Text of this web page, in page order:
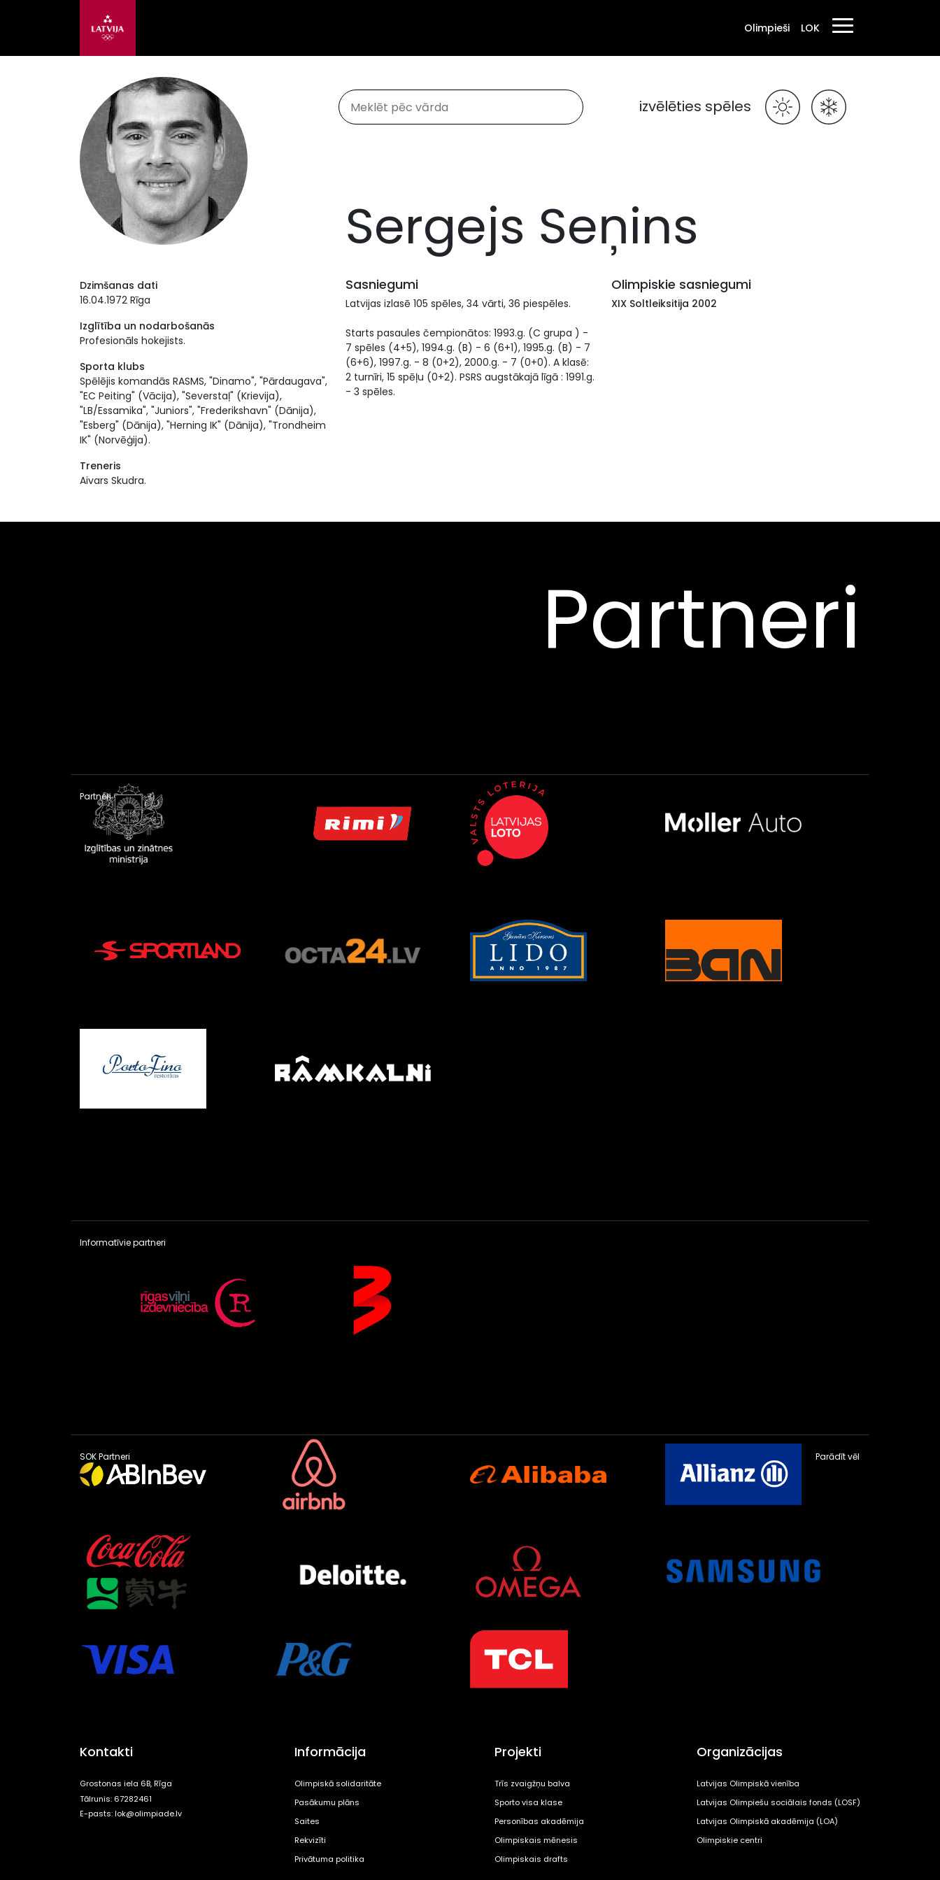
Olimpieši LOK
izvēlēties spēles
Sergejs Seņins
Dzimšanas dati
16.04.1972 Rīga
Izglītība un nodarbošanās
Profesionāls hokejists.
Sporta klubs
Spēlējis komandās RASMS, "Dinamo", "Pārdaugava",
"EC Peiting" (Vācija), "Severstaļ" (Krievija),
"LB/Essamika", "Juniors", "Frederikshavn" (Dānija),
"Esberg" (Dānija), "Herning IK" (Dānija), "Trondheim
IK" (Norvēģija).
Treneris
Aivars Skudra.
Sasniegumi
Latvijas izlasē 105 spēles, 34 vārti, 36 piespēles.
Starts pasaules čempionātos: 1993.g. (C grupa ) -
7 spēles (4+5), 1994.g. (B) - 6 (6+1), 1995.g. (B) - 7
(6+6), 1997.g. - 8 (0+2), 2000.g. - 7 (0+0). A klasē:
2 turnīri, 15 spēļu (0+2). PSRS augstākajā līgā : 1991.g.
- 3 spēles.
Olimpiskie sasniegumi
XIX Soltleiksitija 2002
Partneri
Partneri
Informatīvie partneri
SOK Partneri Parādīt vēl
Kontakti
Grostonas iela 6B, Rīga
Tālrunis: 67282461
E-pasts:lok@olimpiade.lv
Informācija
Olimpiskā solidaritāte
Pasākumu plāns
Saites
Rekvizīti
Privātuma politika
Projekti
Trīs zvaigžņu balva
Sporto visa klase
Personības akadēmija
Olimpiskais mēnesis
Olimpiskais drafts
Organizācijas
Latvijas Olimpiskā vienība
Latvijas Olimpiešu sociālais fonds (LOSF)
Latvijas Olimpiskā akadēmija (LOA)
Olimpiskie centri